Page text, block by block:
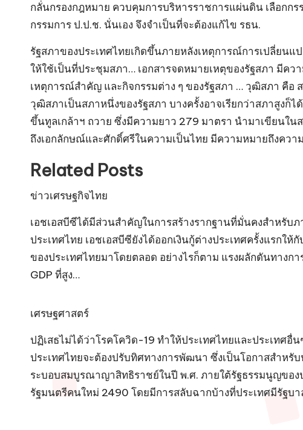
กลั่นกรองกฎหมาย ควบคุมการบริหารราชการแผ่นดิน เลือกก
กรรมการ ป.ป.ช. นั่นเอง จึงจำเป็นที่จะต้องแก้ไข รธน.
รัฐสภาของประเทศไทยเกิดขึ้นภายหลังเหตุการณ์การเปลี่ยน
ให้ใช้เป็นที่ประชุมสภา… เอกสารจดหมายเหตุของรัฐสภา มีค
เหตุการณ์สำคัญ และกิจกรรมต่าง ๆ ของรัฐสภา … วุฒิสภา
วุฒิสภาเป็นสภาหนึ่งของรัฐสภา บางครั้งอาจเรียกว่าสภาสูง
ขึ้นทูลเกล้าฯ ถวาย ซึ่งมีความยาว 279 มาตรา นำมาเขียนใ
ถึงเอกลักษณ์และศักดิ์ศรีในความเป็นไทย มีความหมายถึงคว
Related Posts
ข่าวเศรษฐกิจไทย
เอชเอสบีซีได้มีส่วนสำคัญในการสร้างรากฐานที่มั่นคงสำหรับ
ประเทศไทย เอชเอสบีซียังได้ออกเงินกู้ต่างประเทศครั้งแรกใ
ของประเทศไทยมาโดยตลอด อย่างไรก็ตาม แรงผลักดันทาง
GDP ที่สูง…
เศรษฐศาสตร์
ปฏิเสธไม่ได้ว่าโรคโควิด-19 ทำให้ประเทศไทยและประเทศ
ประเทศไทยจะต้องปรับทิศทางการพัฒนา ซึ่งเป็นโอกาสสำห
ระบอบสมบูรณาญาสิทธิราชย์ในปี พ.ศ. ภายใต้รัฐธรรมนูญของ
รัฐมนตรีคนใหม่ 2490 โดยมีการสลับฉากบ้างที่ประเทศมีรัฐบ